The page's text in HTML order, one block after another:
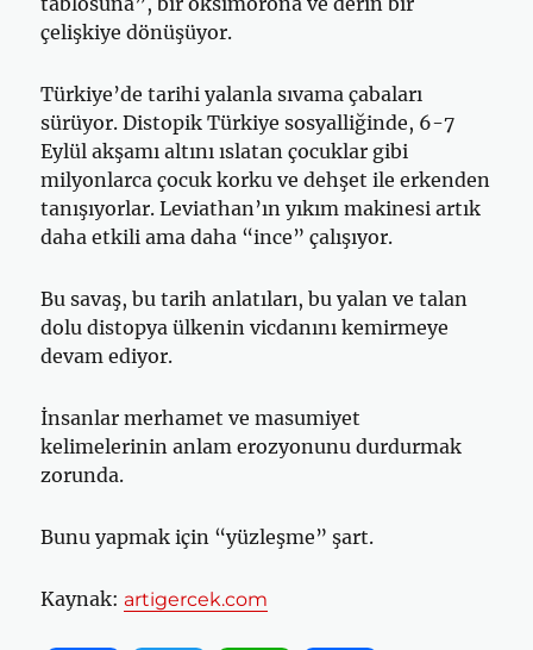
çelişkiye dönüşüyor.
Türkiye’de tarihi yalanla sıvama çabaları
sürüyor. Distopik Türkiye sosyalliğinde, 6-7
Eylül akşamı altını ıslatan çocuklar gibi
milyonlarca çocuk korku ve dehşet ile erkenden
tanışıyorlar. Leviathan’ın yıkım makinesi artık
daha etkili ama daha “ince” çalışıyor.
Bu savaş, bu tarih anlatıları, bu yalan ve talan
dolu distopya ülkenin vicdanını kemirmeye
devam ediyor.
İnsanlar merhamet ve masumiyet
kelimelerinin anlam erozyonunu durdurmak
zorunda.
Bunu yapmak için “yüzleşme” şart.
Kaynak: artigercek.com